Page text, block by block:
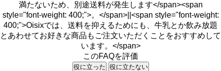
満たないため、別途送料が発生します</span><span
style="font-weight: 400;">。</span>||<span style="font-weight:
400;">Oisixでは、送料を抑えるためにも、牛乳とか飲み放題
とあわせてお好きな商品もご注文いただくことをおすすめして
います。</span>
このFAQを評価
役に立った 役に立たない